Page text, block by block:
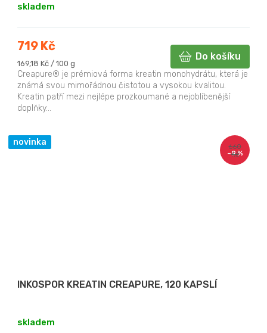
skladem
719 Kč
Měrná
cena:
169,18 Kč / 100 g
Do košíku
Creapure® je prémiová forma kreatin monohydrátu, která je
známá svou mimořádnou čistotou a vysokou kvalitou.
Kreatin patří mezi nejlépe prozkoumané a nejoblíbenější
doplňky...
novinka
660
Kč
–9 %
INKOSPOR KREATIN CREAPURE, 120 KAPSLÍ
skladem